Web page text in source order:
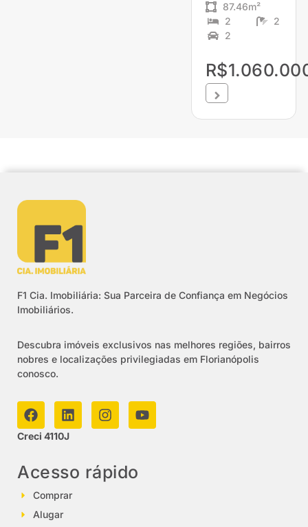
87.46m²
2
2
2
F1 Cia. Imobiliária: Sua Parceira de Confiança em Negócios
Imobiliários.
Descubra imóveis exclusivos nas melhores regiões, bairros
nobres e localizações privilegiadas em Florianópolis
conosco.
Creci 4110J
Acesso rápido
Comprar
Alugar